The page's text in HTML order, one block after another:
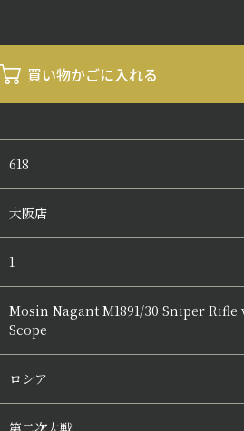
618
大阪店
1
Mosin Nagant M1891/30 Sniper Rifle
Scope
ロシア
第二次大戦